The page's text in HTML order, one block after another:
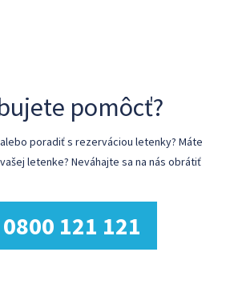
pomôcť?
poradiť s rezerváciou letenky? Máte
letenke? Neváhajte sa na nás obrátiť
0800 121 121